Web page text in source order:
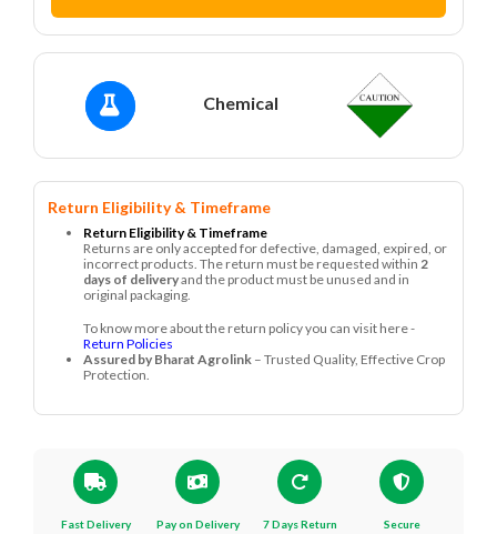
Chemical
Return Eligibility & Timeframe
Return Eligibility & Timeframe
Returns are only accepted for defective, damaged, expired, or
incorrect products. The return must be requested within 2
days of deliveryand the product must be unused and in
original packaging.
To know more about the return policy you can visit here -
Return Policies
Assured by Bharat Agrolink – Trusted Quality, Effective Crop
Protection.
Fast Delivery Pay on Delivery 7 Days Return
Secure